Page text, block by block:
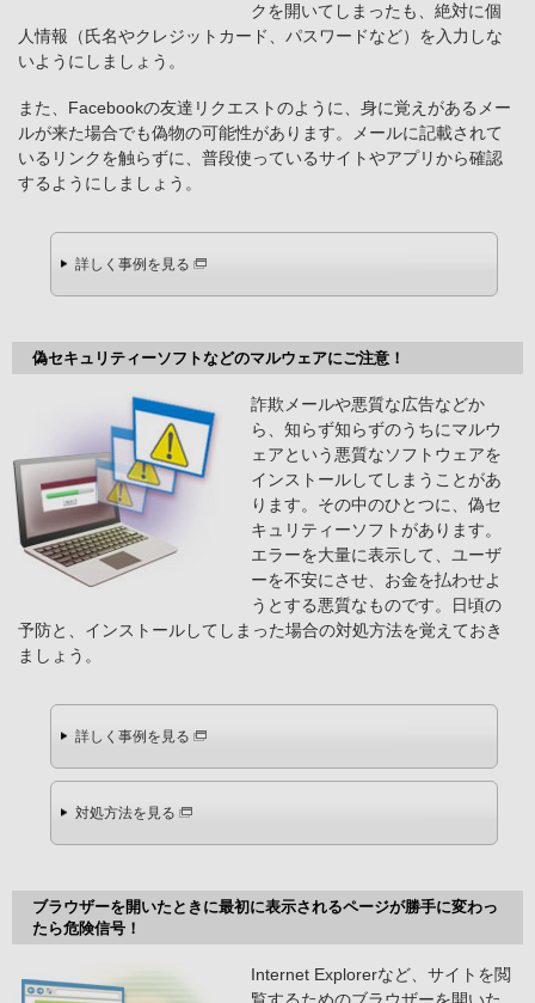
クを開いてしまったも、絶対に個
人情報（氏名やクレジットカード、パスワードなど）を入力しな
いようにしましょう。
また、Facebookの友達リクエストのように、身に覚えがあるメー
ルが来た場合でも偽物の可能性があります。メールに記載されて
いるリンクを触らずに、普段使っているサイトやアプリから確認
するようにしましょう。
詳しく事例を見る
偽セキュリティーソフトなどのマルウェアにご注意！
詐欺メールや悪質な広告などか
ら、知らず知らずのうちにマルウ
ェアという悪質なソフトウェアを
インストールしてしまうことがあ
ります。その中のひとつに、偽セ
キュリティーソフトがあります。
エラーを大量に表示して、ユーザ
ーを不安にさせ、お金を払わせよ
うとする悪質なものです。日頃の
予防と、インストールしてしまった場合の対処方法を覚えておき
ましょう。
詳しく事例を見る
対処方法を見る
ブラウザーを開いたときに最初に表示されるページが勝手に変わっ
たら危険信号！
Internet Explorerなど、サイトを閲
覧するためのブラウザーを開いた